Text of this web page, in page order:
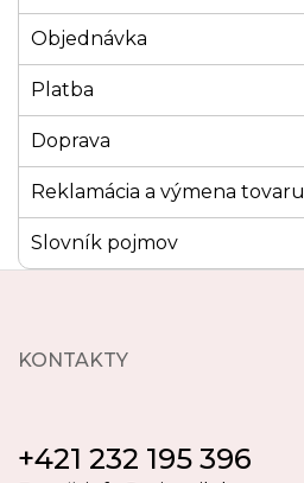
Objednávka
Platba
Doprava
Reklamácia a výmena tovaru
Slovník pojmov
KONTAKTY
+421 232 195 396